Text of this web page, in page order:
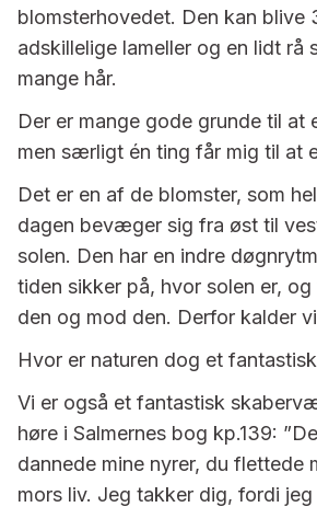
blomsterhovedet. Den kan blive
adskillelige lameller og en lidt rå
mange hår.
Der er mange gode grunde til at
men særligt én ting får mig til at
Det er en af de blomster, som
dagen bevæger sig fra øst til
solen. Den har en indre
tiden sikker på, hvor solen er,
den og mod den. Derfor kalder
Hvor er naturen dog et
Vi er også et fantastisk
høre i Salmernes bog kp.139:
dannede mine nyrer, du flettede
mors liv. Jeg takker dig, fordi